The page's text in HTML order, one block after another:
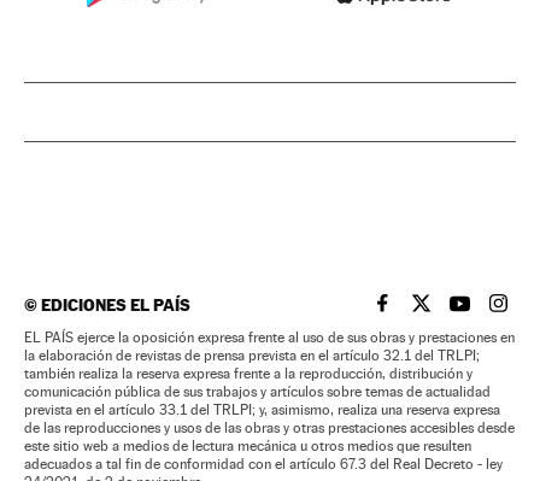
©EDICIONES EL PAÍS EL PAÍS BRASIL EN
EL PAÍSEL PAÍS
EL
EL PAÍS ejerce la oposición expresa frente al uso de sus obras y prestaciones en
la elaboración de revistas de prensa prevista en el artículo 32.1 del TRLPI;
también realiza la reserva expresa frente a la reproducción, distribución y
comunicación pública de sus trabajos y artículos sobre temas de actualidad
prevista en el artículo 33.1 del TRLPI; y, asimismo, realiza una reserva expresa
de las reproducciones y usos de las obras y otras prestaciones accesibles desde
este sitio web a medios de lectura mecánica u otros medios que resulten
adecuados a tal fin de conformidad con el artículo 67.3 del Real Decreto - ley